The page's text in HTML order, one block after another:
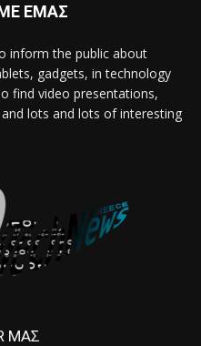
ΕΜΑΣ
inform the public about
gadgets, in technology
find video presentations,
lots and lots of interesting
ΜΑΣ